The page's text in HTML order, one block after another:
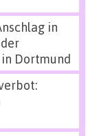
in
Dortmund